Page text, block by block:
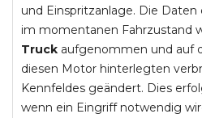
und Einspritzanlage. Die
im momentanen Fahrzustand
Truck aufgenommen und auf
diesen Motor hinterlegten
Kennfeldes geändert. Dies
wenn ein Eingriff notwendig